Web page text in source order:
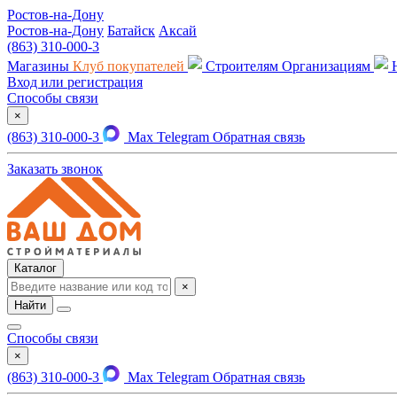
Ростов-на-Дону
Ростов-на-Дону Батайск Аксай
(863) 310-000-3
Магазины Клуб покупателей Строителям Организациям
Вход или регистрация
Способы связи
×
(863) 310-000-3 Max Telegram Обратная связь
Заказать звонок
Каталог
×
Найти
Способы связи
×
(863) 310-000-3 Max Telegram Обратная связь